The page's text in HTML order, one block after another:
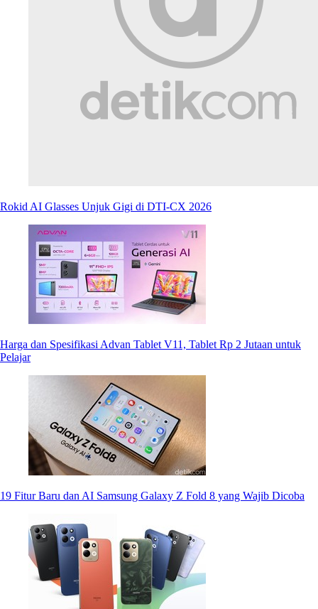
Rokid AI Glasses Unjuk Gigi di DTI-CX 2026
Harga dan Spesifikasi Advan Tablet V11, Tablet Rp 2 Jutaan untuk
Pelajar
19 Fitur Baru dan AI Samsung Galaxy Z Fold 8 yang Wajib Dicoba